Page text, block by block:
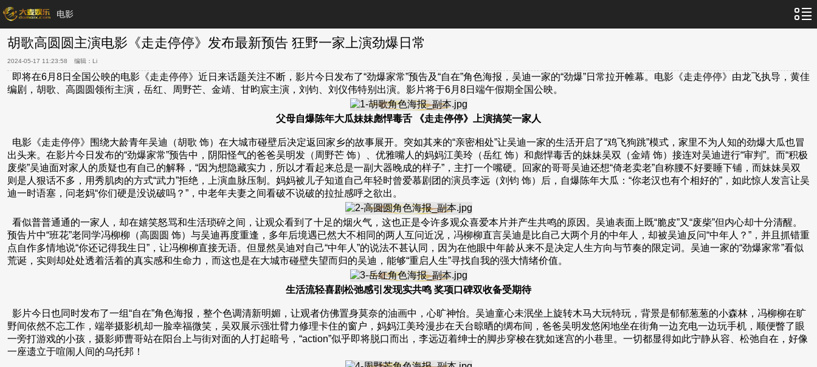
电影
胡歌高圆圆主演电影《走走停停》发布最新预告 狂野一家上演劲爆日常
2024-05-17 11:23:58 编辑： Li
即将在6月8日全国公映的电影《走走停停》近日来话题关注不断，影片今日发布了“劲爆家常”预告及“自在”角色海报，吴迪一家的“劲爆”日常拉开帷幕。电影《走走停停》由龙飞执导，黄佳
编剧，胡歌、高圆圆领衔主演，岳红、周野芒、金靖、甘昀宸主演，刘钧、刘仪伟特别出演。影片将于6月8日端午假期全国公映。
父母自爆陈年大瓜妹妹彪悍毒舌 《走走停停》上演搞笑一家人
电影《走走停停》围绕大龄青年吴迪（胡歌 饰）在大城市碰壁后决定返回家乡的故事展开。突如其来的“亲密相处”让吴迪一家的生活开启了“鸡飞狗跳”模式，家里不为人知的劲爆大瓜也冒
出头来。在影片今日发布的“劲爆家常”预告中，阴阳怪气的爸爸吴明发（周野芒 饰）、优雅嘴人的妈妈江美玲（岳红 饰）和彪悍毒舌的妹妹吴双（金靖 饰）接连对吴迪进行“审判”。而“积极
废柴”吴迪面对家人的质疑也有自己的解释，“因为想隐藏实力，所以才看起来总是一副大器晚成的样子”，主打一个嘴硬。回家的哥哥吴迪还想“倚老卖老”自称腰不好要睡下铺，而妹妹吴双
则是人狠话不多，用秀肌肉的方式“武力”拒绝，上演血脉压制。妈妈被儿子知道自己年轻时曾爱慕剧团的演员李远（刘钧 饰）后，自爆陈年大瓜：“你老汉也有个相好的”，如此惊人发言让吴
迪一时语塞，问老妈“你们硬是没说破吗？”，中老年夫妻之间看破不说破的拉扯感呼之欲出。
看似普普通通的一家人，却在嬉笑怒骂和生活琐碎之间，让观众看到了十足的烟火气，这也正是令许多观众喜爱本片并产生共鸣的原因。吴迪表面上既“脆皮”又“废柴”但内心却十分清醒。
预告片中“班花”老同学冯柳柳（高圆圆 饰）与吴迪再度重逢，多年后境遇已然大不相同的两人互问近况，冯柳柳直言吴迪是比自己大两个月的中年人，却被吴迪反问“中年人？”，并且抓错重
点自作多情地说“你还记得我生日”，让冯柳柳直接无语。但显然吴迪对自己“中年人”的说法不甚认同，因为在他眼中年龄从来不是决定人生方向与节奏的限定词。吴迪一家的“劲爆家常”看似
荒诞，实则却处处透着活着的真实感和生命力，而这也是在大城市碰壁失望而归的吴迪，能够“重启人生”寻找自我的强大情绪价值。
生活流轻喜剧松弛感引发现实共鸣 奖项口碑双收备受期待
影片今日也同时发布了一组“自在”角色海报，整个色调清新明媚，让观者仿佛置身莫奈的油画中，心旷神怡。吴迪童心未泯坐上旋转木马大玩特玩，背景是郁郁葱葱的小森林，冯柳柳在旷
野间依然不忘工作，端举摄影机却一脸幸福微笑，吴双展示强壮臂力修理卡住的窗户，妈妈江美玲漫步在天台晾晒的绸布间，爸爸吴明发悠闲地坐在街角一边充电一边玩手机，顺便瞥了眼
一旁打游戏的小孩，摄影师曹哥站在阳台上与街对面的人打起暗号，“action”似乎即将脱口而出，李远迈着绅士的脚步穿梭在犹如迷宫的小巷里。一切都显得如此宁静从容、松弛自在，好像
一座遗立于喧闹人间的乌托邦！